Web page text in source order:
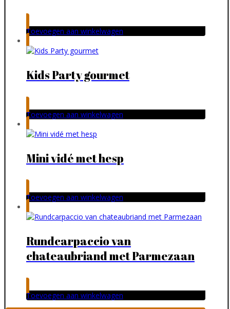
Toevoegen aan winkelwagen
Kids Party gourmet
Toevoegen aan winkelwagen
Mini vidé met hesp
Toevoegen aan winkelwagen
Rundcarpaccio van
chateaubriand met Parmezaan
Toevoegen aan winkelwagen